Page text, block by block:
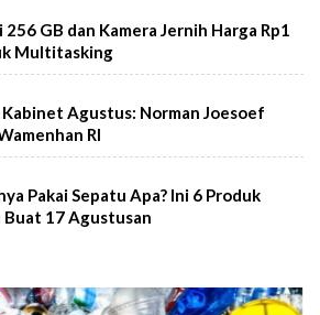
256 GB dan Kamera Jernih Harga Rp1
Multitasking
Agustus: Norman Joesoef
RI
Pakai Sepatu Apa? Ini 6 Produk
Buat 17 Agustusan